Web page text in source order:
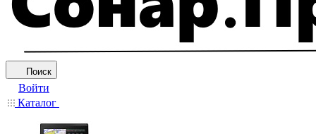
Поиск
Войти
Каталог